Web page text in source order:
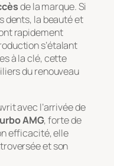
de la marque. Si
dents, la beauté et
rapidement
s’étalant
à la clé, cette
du renouveau
avec l’arrivée de
AMG, forte de
efficacité, elle
et son